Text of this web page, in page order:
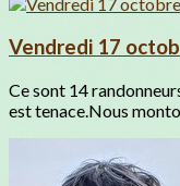
Vendredi 17
Ce sont 14
est tenace.Nous